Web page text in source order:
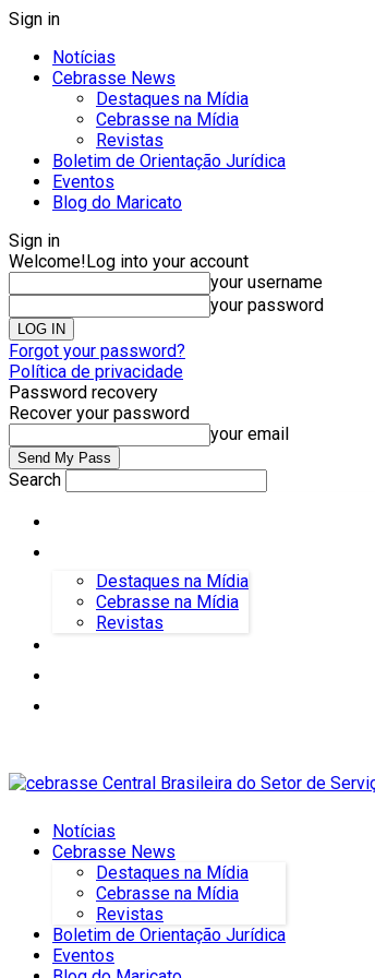
Sign in
Notícias
Cebrasse News
Destaques na Mídia
Cebrasse na Mídia
Revistas
Boletim de Orientação Jurídica
Eventos
Blog do Maricato
Sign in
Welcome!Log into your account
your username
your password
Forgot your password?
Política de privacidade
Password recovery
Recover your password
your email
Search
Destaques na Mídia
Cebrasse na Mídia
Revistas
Notícias
Cebrasse News
Destaques na Mídia
Cebrasse na Mídia
Revistas
Boletim de Orientação Jurídica
Eventos